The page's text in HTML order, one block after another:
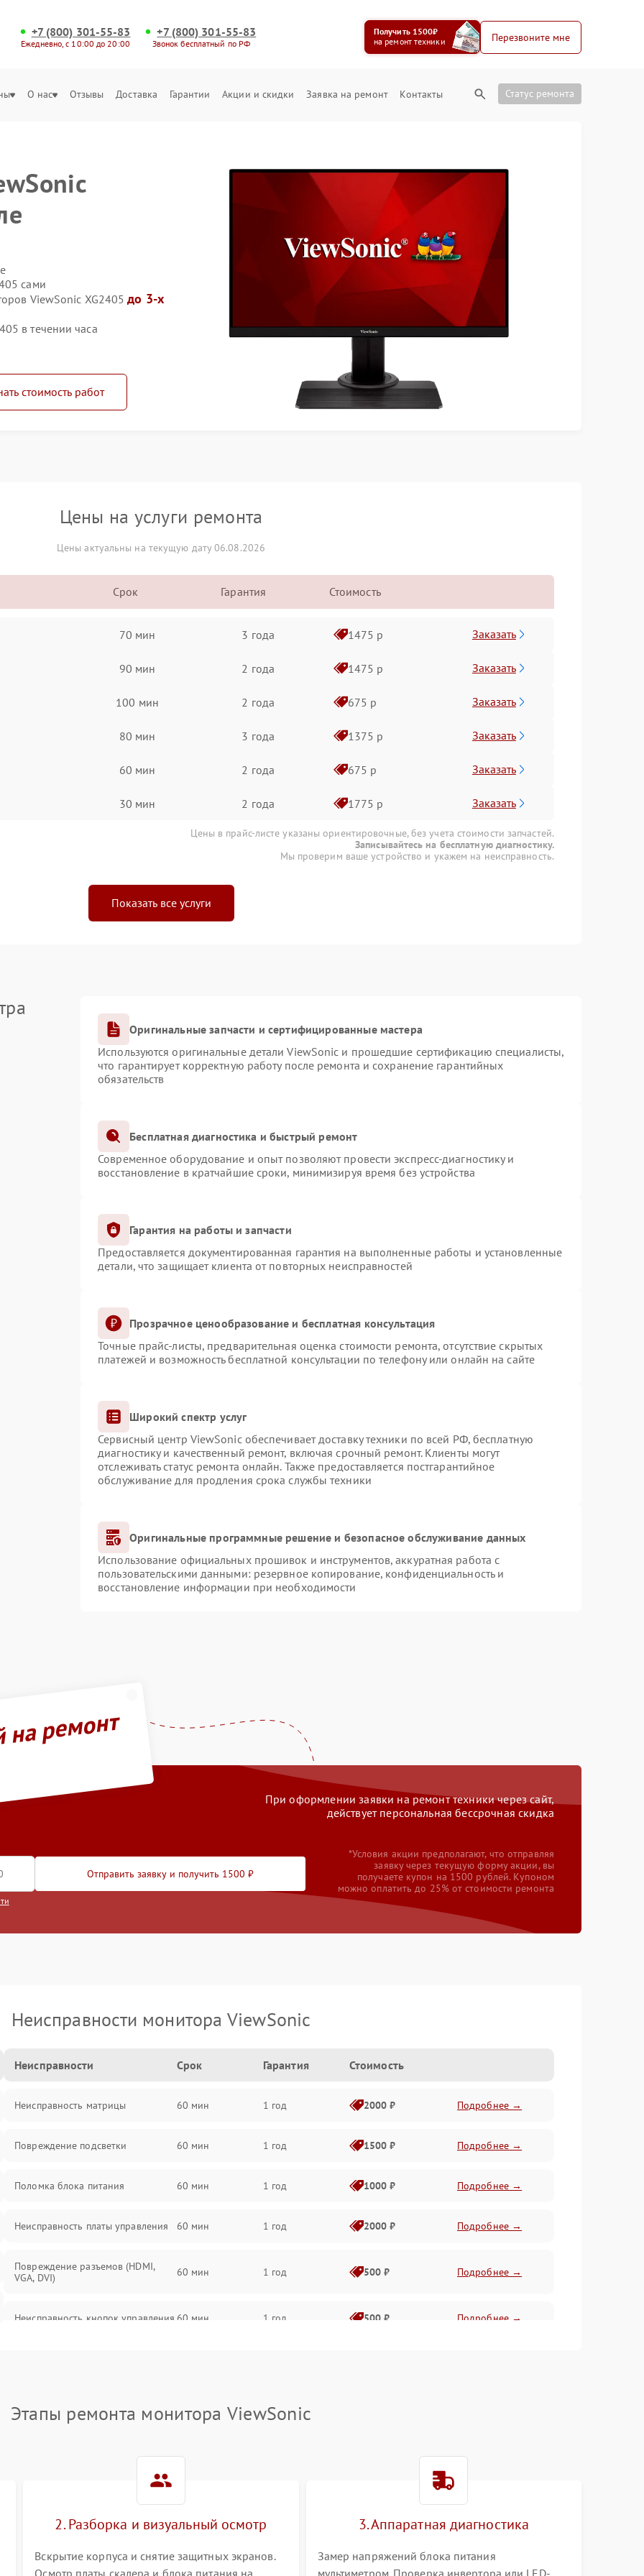
+7 (800) 301-55-83
Ежедневно, с 10:00 до 20:00
+7 (800) 301-55-83
Звонок бесплатный по РФ
Получить 1500₽
на ремонт техники
Перезвоните мне
О нас Отзывы Доставка Гарантии Акции и скидки Заявка на ремонт Контакты Статус ремонта
сами
ViewSonic XG2405до 3-х
в течении часа
стоимость работ
Цены на услуги ремонта
Цены актуальны на текущую дату 06.08.2026
Срок Гарантия Стоимость
70 мин 3 года 1475 р Заказать
90 мин 2 года 1475 р Заказать
100 мин 2 года 675 р Заказать
80 мин 3 года 1375 р Заказать
60 мин 2 года 675 р Заказать
30 мин 2 года 1775 р Заказать
Цены в прайс-листе указаны ориентировочные, без учета стоимости запчастей.
Записывайтесь на бесплатную диагностику.
Мы проверим ваше устройство и укажем на неисправность.
Показать все услуги
Оригинальные запчасти и сертифицированные мастера
Используются оригинальные детали ViewSonic и прошедшие сертификацию специалисты,
что гарантирует корректную работу после ремонта и сохранение гарантийных
обязательств
Бесплатная диагностика и быстрый ремонт
Современное оборудование и опыт позволяют провести экспресс-диагностику и
восстановление в кратчайшие сроки, минимизируя время без устройства
Гарантия на работы и запчасти
Предоставляется документированная гарантия на выполненные работы и установленные
детали, что защищает клиента от повторных неисправностей
Прозрачное ценообразование и бесплатная консультация
Точные прайс-листы, предварительная оценка стоимости ремонта, отсутствие скрытых
платежей и возможность бесплатной консультации по телефону или онлайн на сайте
Широкий спектр услуг
Сервисный центр ViewSonic обеспечивает доставку техники по всей РФ, бесплатную
диагностику и качественный ремонт, включая срочный ремонт. Клиенты могут
отслеживать статус ремонта онлайн. Также предоставляется постгарантийное
обслуживание для продления срока службы техники
Оригинальные программные решение и безопасное обслуживание данных
Использование официальных прошивок и инструментов, аккуратная работа с
пользовательскими данными: резервное копирование, конфиденциальность и
восстановление информации при необходимости
ремонт
При оформлении заявки на ремонт техники через сайт,
действует персональная бессрочная скидка
Отправить заявку и получить 1500 ₽
*Условия акции предполагают, что отправляя
заявку через текущую форму акции, вы
получаете купон на 1500 рублей. Купоном
можно оплатить до 25% от стоимости ремонта
Неисправности монитора ViewSonic
Неисправности Срок Гарантия Стоимость
Неисправность матрицы 60 мин 1 год 2000 ₽ Подробнее →
Повреждение подсветки 60 мин 1 год 1500 ₽ Подробнее →
Поломка блока питания 60 мин 1 год 1000 ₽ Подробнее →
Неисправность платы управления 60 мин 1 год 2000 ₽ Подробнее →
Повреждение разъемов (HDMI,
VGA, DVI)
60 мин 1 год 500 ₽ Подробнее →
Неисправность кнопок управления 60 мин 1 год 500 ₽ Подробнее →
Поломка системы автоматического
короткого замыкания
Этапы ремонта монитора ViewSonic
2. Разборка и визуальный осмотр
Вскрытие корпуса и снятие защитных экранов.
Осмотр платы скалера и блока питания на
3. Аппаратная диагностика
Замер напряжений блока питания
мультиметром. Проверка инвертора или LED-